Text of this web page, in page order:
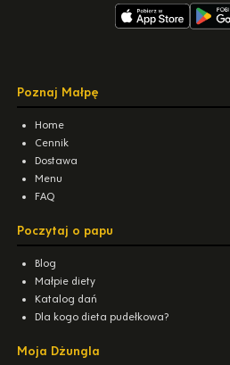
Poznaj Małpę
Home
Cennik
Dostawa
Menu
FAQ
Poczytaj o papu
Blog
Małpie diety
Katalog dań
Dla kogo dieta pudełkowa?
Moja Dżungla